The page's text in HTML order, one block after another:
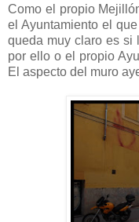
Como el propio
el Ayuntamiento el
queda muy claro es si
por ello o el propio
El aspecto del muro